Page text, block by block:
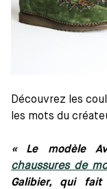
Découvrez les
les mots du
« Le modèle
chaussures de
Galibier, qui